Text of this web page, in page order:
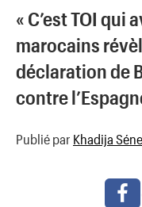
« C’est TOI qui
marocains
déclaration de
contre
Publié par Khadija Séne